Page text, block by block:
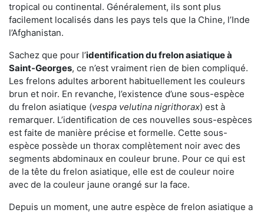
tropical ou continental. Généralement, ils sont plus
facilement localisés dans les pays tels que la Chine, l’Inde
l’Afghanistan.
Sachez que pour l’identification du frelon asiatiqueà
Saint-Georges, ce n’est vraiment rien de bien compliqué.
Les frelons adultes arborent habituellement les couleurs
brun et noir. En revanche, l’existence d’une sous-espèce
du frelon asiatique (vespa velutina nigrithorax) est à
remarquer. L’identification de ces nouvelles sous-espèces
est faite de manière précise et formelle. Cette sous-
espèce possède un thorax complètement noir avec des
segments abdominaux en couleur brune. Pour ce qui est
de la tête du frelon asiatique, elle est de couleur noire
avec de la couleur jaune orangé sur la face.
Depuis un moment, une autre espèce de frelon asiatique a